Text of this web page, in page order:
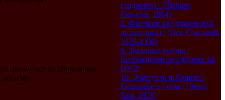
двинуться на Иерусалим,
...
(диджипа) / (Richard
Fleischer, 1984)
8. Фантазм: квадралогия (4
диджипака) / (Don Coscarelli,
1979-1998)
9. Звездные войны /
Коллекционное издание 14
DVD
10. Эмануэль и Лолита /
Emanuelle e Lolita / (Henri
Sala, 1978)